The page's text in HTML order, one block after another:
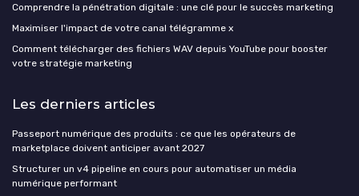
Comprendre la pénétration digitale : une clé pour le succès marketing
Maximiser l'impact de votre canal télégramme x
Comment télécharger des fichiers WAV depuis YouTube pour booster
votre stratégie marketing
Les derniers articles
Passeport numérique des produits : ce que les opérateurs de
marketplace doivent anticiper avant 2027
Structurer un v4 pipeline en cours pour automatiser un média
numérique performant